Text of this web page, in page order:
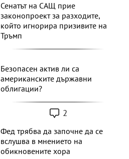
Сенатът на САЩ прие
законопроект за разходите,
който игнорира призивите на
Тръмп
Безопасен актив ли са
американските държавни
облигации?
2
Фед трябва да започне да се
вслушва в мнението на
обикновените хора